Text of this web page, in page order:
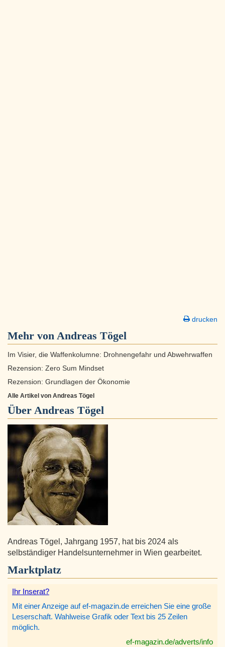
drucken
Mehr von Andreas Tögel
Im Visier, die Waffenkolumne: Drohnengefahr und Abwehrwaffen
Rezension: Zero Sum Mindset
Rezension: Grundlagen der Ökonomie
Alle Artikel von Andreas Tögel
Über Andreas Tögel
Andreas Tögel, Jahrgang 1957, hat bis 2024 als
selbständiger Handelsunternehmer in Wien gearbeitet.
Marktplatz
Ihr Inserat?
Mit einer Anzeige auf ef-magazin.de erreichen Sie eine große
Leserschaft. Wahlweise Grafik oder Text bis 25 Zeilen
möglich.
ef-magazin.de/adverts/info